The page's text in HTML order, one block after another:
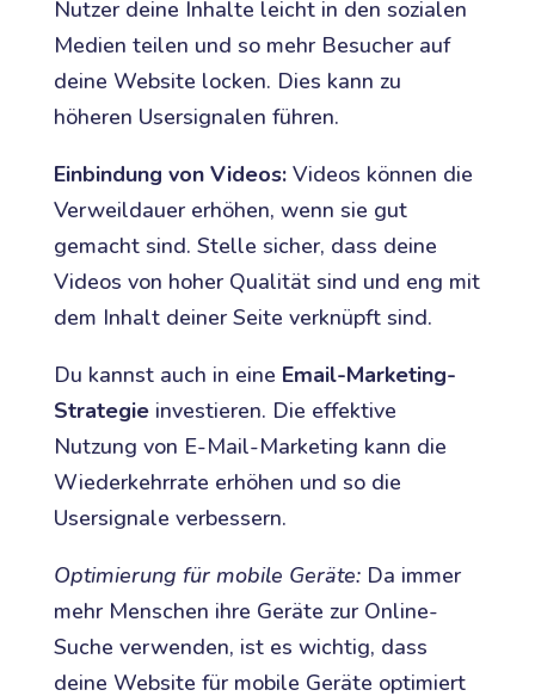
Nutzer deine Inhalte leicht in den sozialen
Medien teilen und so mehr Besucher auf
deine Website locken. Dies kann zu
höheren Usersignalen führen.
Einbindung von Videos: Videos können die
Verweildauer erhöhen, wenn sie gut
gemacht sind. Stelle sicher, dass deine
Videos von hoher Qualität sind und eng mit
dem Inhalt deiner Seite verknüpft sind.
Du kannst auch in eine Email-Marketing-
Strategieinvestieren. Die effektive
Nutzung von E-Mail-Marketing kann die
Wiederkehrrate erhöhen und so die
Usersignale verbessern.
Optimierung für mobile Geräte:Da immer
mehr Menschen ihre Geräte zur Online-
Suche verwenden, ist es wichtig, dass
deine Website für mobile Geräte optimiert